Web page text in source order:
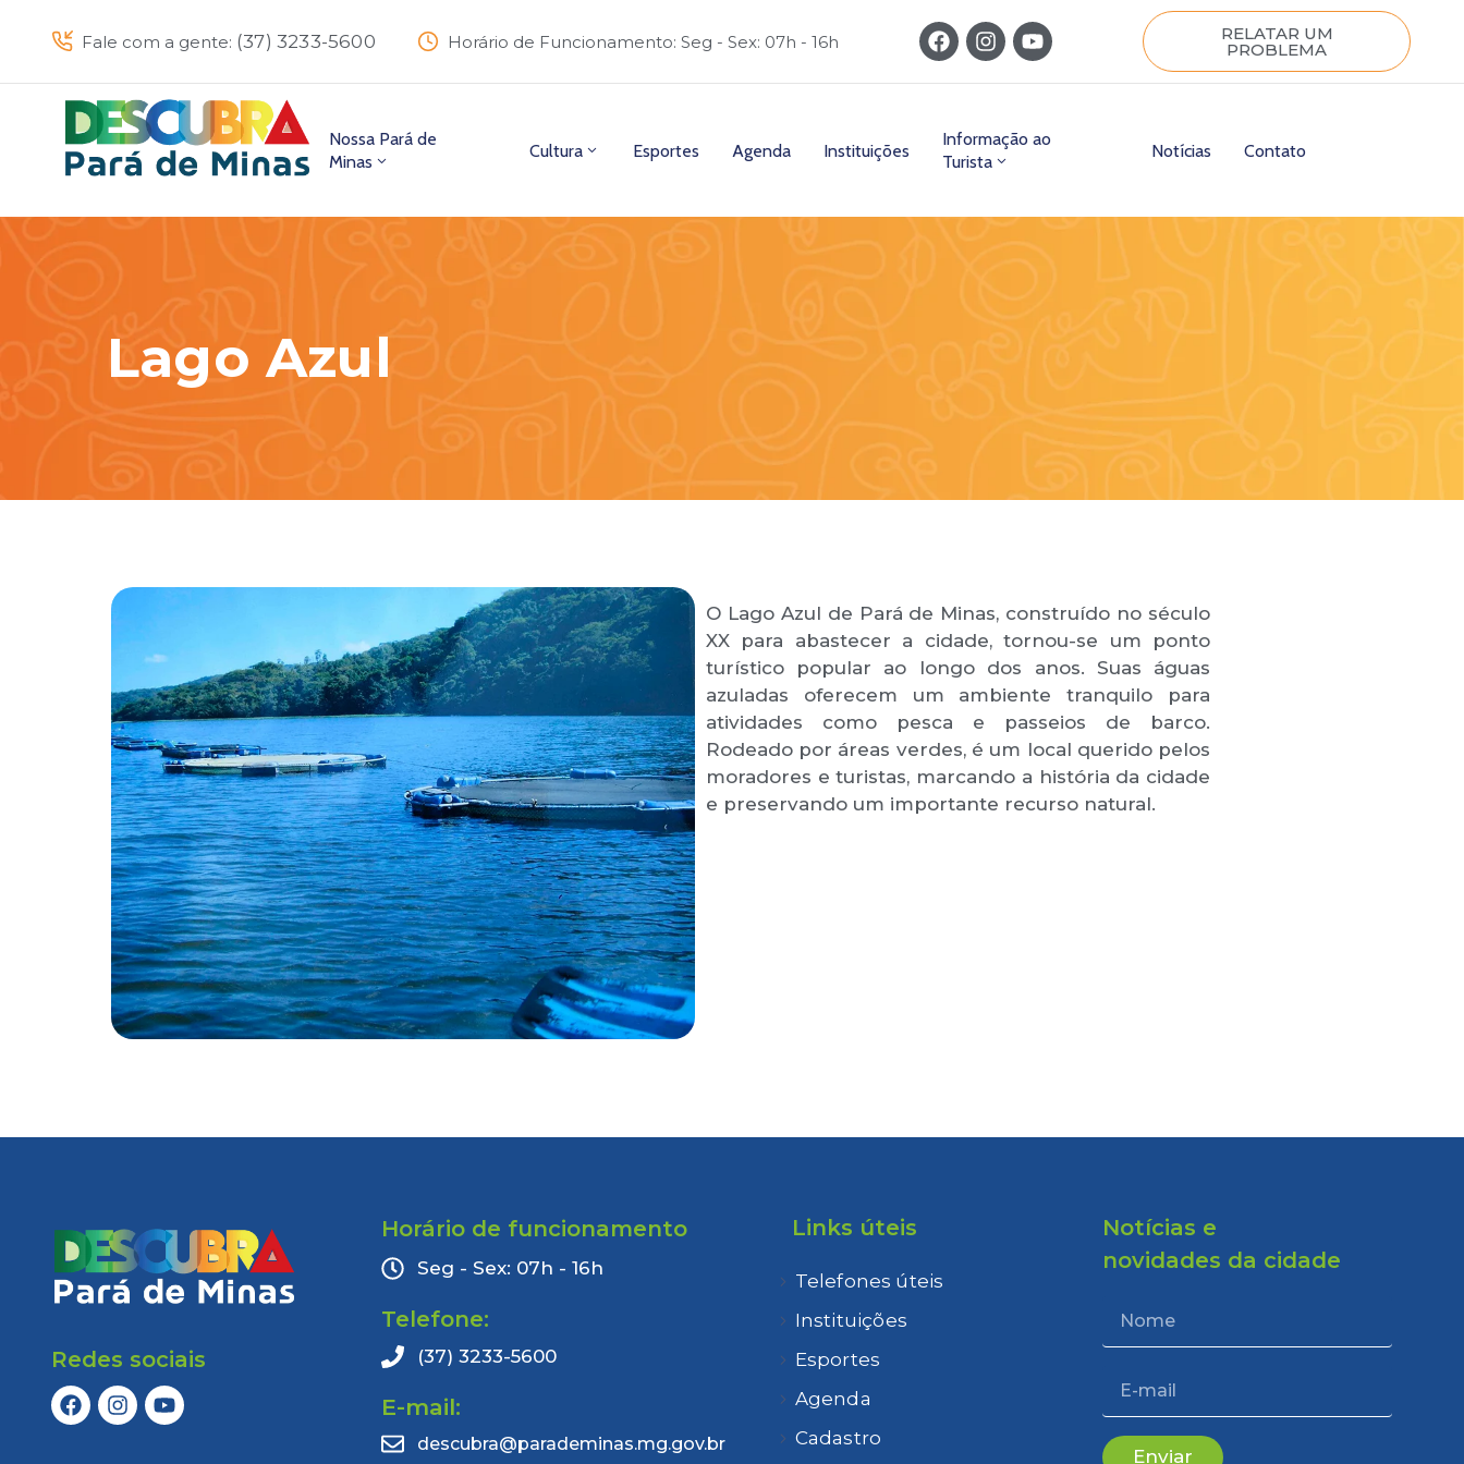
Fale com a gente: (37) 3233-5600 Horário de Funcionamento: Seg - Sex: 07h - 16h RELATAR UM
PROBLEMA
Nossa Pará de
Minas
Cultura Esportes Agenda Instituições
Informação ao
Turista
Notícias Contato
Lago Azul
O Lago Azul de Pará de Minas, construído no século
XX para abastecer a cidade, tornou-se um ponto
turístico popular ao longo dos anos. Suas águas
azuladas oferecem um ambiente tranquilo para
atividades como pesca e passeios de barco.
Rodeado por áreas verdes, é um local querido pelos
moradores e turistas, marcando a história da cidade
e preservando um importante recurso natural.
Redes sociais
Horário de funcionamento
Seg - Sex: 07h - 16h
Telefone:
(37) 3233-5600
E-mail:
descubra@parademinas.mg.gov.br
Links úteis
Telefones úteis
Instituições
Esportes
Agenda
Cadastro
Notícias e
novidades da cidade
Enviar